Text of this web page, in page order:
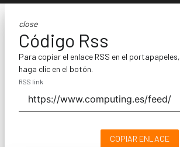
close
Código Rss
Para copiar el enlace RSS en el portapapeles,
haga clic en el botón.
RSS link
COPIAR ENLACE